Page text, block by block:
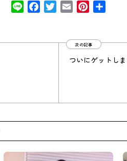
Line FacebookTwitter
Email Pinterest
次の記事
ついにゲットし